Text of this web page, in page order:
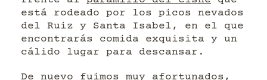
está rodeado por los picos nevados
del Ruiz y Santa Isabel, en el que
encontrarás comida exquisita y un
cálido lugar para descansar.
De nuevo fuimos muy afortunados,